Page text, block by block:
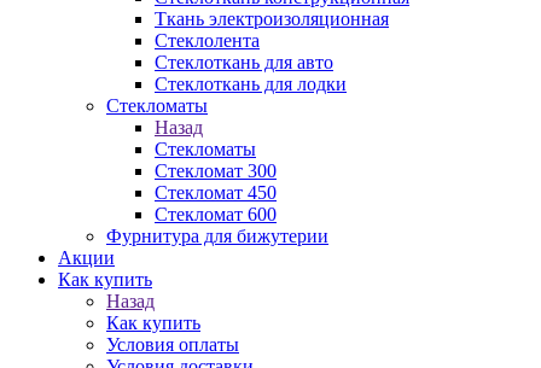
Ткань электроизоляционная
Стеклолента
Стеклоткань для авто
Стеклоткань для лодки
Стекломаты
Назад
Стекломаты
Стекломат 300
Стекломат 450
Стекломат 600
Фурнитура для бижутерии
Акции
Как купить
Назад
Как купить
Условия оплаты